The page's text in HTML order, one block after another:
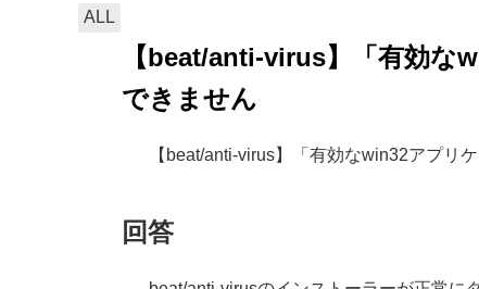
ALL
【beat/anti-virus】「有効な
できません
【beat/anti-virus】「有効なwin32アプリ
回答